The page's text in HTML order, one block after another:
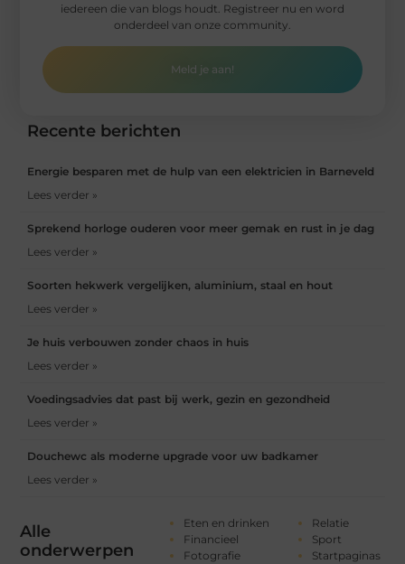
Alle
onderwerpen
Eten en drinken
Financieel
Fotografie
Relatie
Sport
Startpaginas
Recente berichten
Energie besparen met de hulp van een elektricien in Barneveld
Lees verder »
Sprekend horloge ouderen voor meer gemak en rust in je dag
Lees verder »
Soorten hekwerk vergelijken, aluminium, staal en hout
Lees verder »
Je huis verbouwen zonder chaos in huis
Lees verder »
Voedingsadvies dat past bij werk, gezin en gezondheid
Lees verder »
Douchewc als moderne upgrade voor uw badkamer
Lees verder »
iedereen die van blogs houdt. Registreer nu en word
onderdeel van onze community.
Meld je aan!